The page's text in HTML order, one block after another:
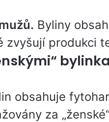
Byliny
zvyšují produkci
obsahuje
za